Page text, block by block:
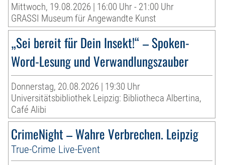
Mittwoch, 19.08.2026 | 16:00 Uhr - 21:00 Uhr
GRASSI Museum für Angewandte Kunst
„Sei bereit für Dein Insekt!“ – Spoken-
Word-Lesung und Verwandlungszauber
Donnerstag, 20.08.2026 | 19:30 Uhr
Universitätsbibliothek Leipzig: Bibliotheca Albertina,
Café Alibi
CrimeNight – Wahre Verbrechen. Leipzig
True-Crime Live-Event